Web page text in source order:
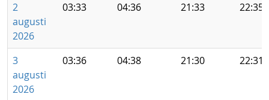
2
augusti
2026
03:33 04:36 21:33 22:35
3
augusti
2026
03:36 04:38 21:30 22:31